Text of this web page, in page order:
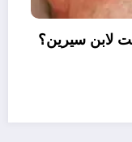
الميت لابن